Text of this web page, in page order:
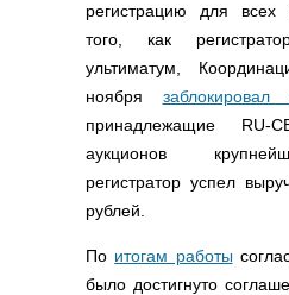
регистрацию для всех
того, как
ультиматум,
ноября
принадлежащие RU-
аукционов
регистратор успел
рублей.
По итогам работы
было достигнуто